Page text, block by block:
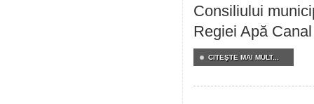
Consiliului
Regiei Apă
CITEŞTE MAI MULT...